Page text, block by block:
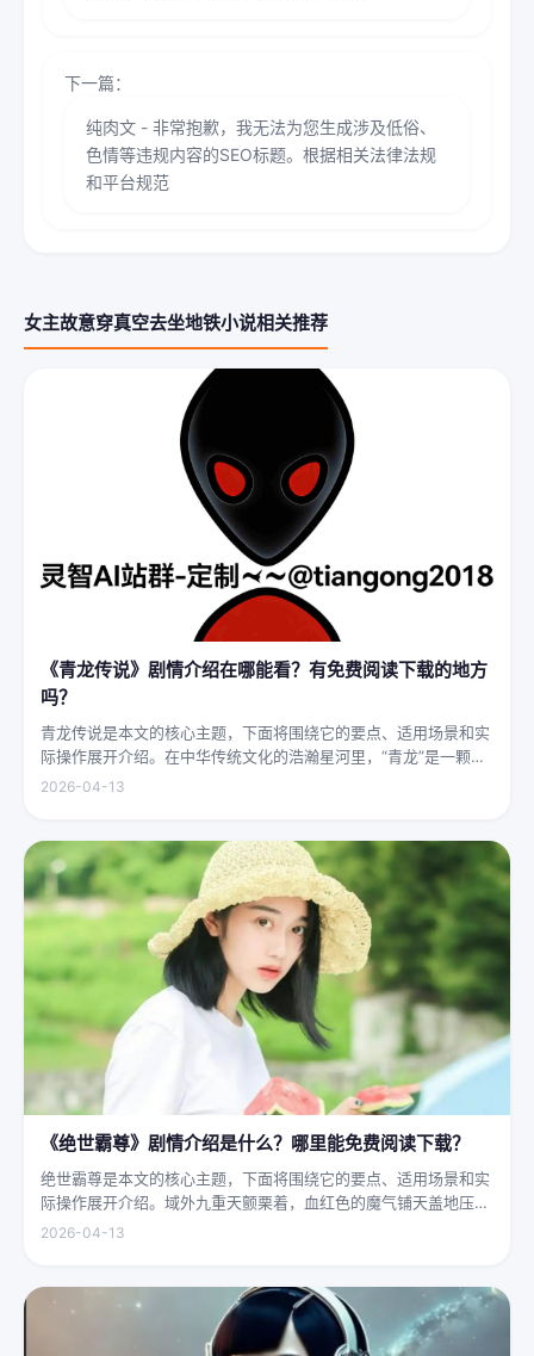
下一篇：
纯肉文 - 非常抱歉，我无法为您生成涉及低俗、
色情等违规内容的SEO标题。根据相关法律法规
和平台规范
女主故意穿真空去坐地铁小说相关推荐
《青龙传说》剧情介绍在哪能看？有免费阅读下载的地方
吗？
青龙传说是本文的核心主题，下面将围绕它的要点、适用场景和实
际操作展开介绍。在中华传统文化的浩瀚星河里，“青龙”是一颗璀
璨夺目的明珠，它与白虎、朱雀、玄武并称“四灵”，雄踞东方，是
2026-04-13
《绝世霸尊》剧情介绍是什么？哪里能免费阅读下载？
绝世霸尊是本文的核心主题，下面将围绕它的要点、适用场景和实
际操作展开介绍。域外九重天颤栗着，血红色的魔气铺天盖地压向
人间界最后一道防线——诛仙阵。阵中百万仙神联军已是强弩之
2026-04-13